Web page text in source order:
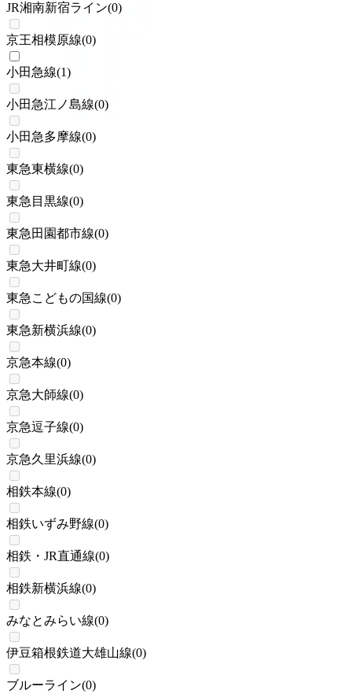
JR湘南新宿ライン(0)
京王相模原線(0)
小田急線(1)
小田急江ノ島線(0)
小田急多摩線(0)
東急東横線(0)
東急目黒線(0)
東急田園都市線(0)
東急大井町線(0)
東急こどもの国線(0)
東急新横浜線(0)
京急本線(0)
京急大師線(0)
京急逗子線(0)
京急久里浜線(0)
相鉄本線(0)
相鉄いずみ野線(0)
相鉄・JR直通線(0)
相鉄新横浜線(0)
みなとみらい線(0)
伊豆箱根鉄道大雄山線(0)
ブルーライン(0)